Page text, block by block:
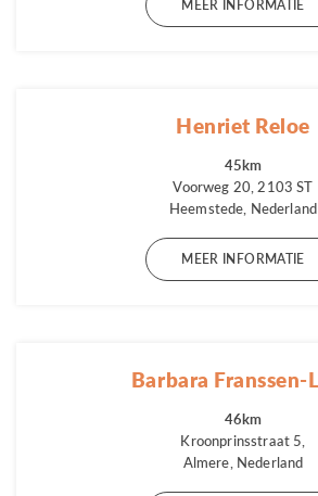
MEER INFORMATIE
Henriet Reloe
45km
Voorweg 20, 2103 ST
Heemstede, Nederland
MEER INFORMATIE
Barbara Franssen-
46km
Kroonprinsstraat 5,
Almere, Nederland